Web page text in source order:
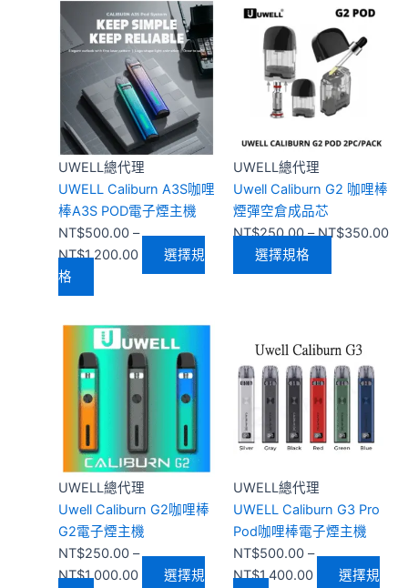
擇
選
擇
選
項
UWELL總代理
UWELL Caliburn A3S咖哩
棒A3S POD電子煙主機
NT$500.00 –
NT$1,200.00
價
格
範
圍：
NT$500.00
到
NT$1,200.00
選擇規
格
產
品
有
多
種
款
式。
可
在
產
品
面
擇
選
項
UWELL總代理
Uwell Caliburn G2 咖哩棒
煙彈空倉成品芯
NT$250.00 – NT$350.00
選擇規格
此
產
品
有
多
種
款
可
產
頁
選
項
UWELL總代理
Uwell Caliburn G2咖哩棒
G2電子煙主機
NT$250.00 –
NT$1,000.00
價
格
範
圍：
NT$1,000.00
選擇規
此
產
品
有
多
款
式。
可
在
產
品
UWELL總代理
UWELL Caliburn G3 Pro
Pod咖哩棒電子煙主機
NT$500.00 –
NT$1,400.00
格
範
圍：
NT$500.00
到
選擇規
產
品
有
多
種
式。
可
在
產
品